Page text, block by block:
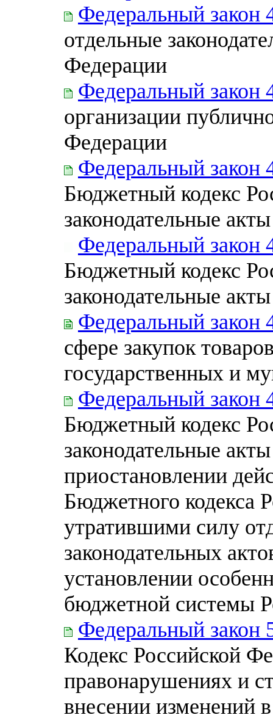
Федеральный закон
отдельные
Федерации
Федеральный закон
организации
Федерации
Федеральный закон
Бюджетный кодекс
законодательные
Федеральный закон
Бюджетный кодекс
законодательные
Федеральный закон
сфере закупок
государственных и
Федеральный закон
Бюджетный кодекс
законодательные
приостановлении
Бюджетного кодекса
утратившими силу
законодательных
установлении
бюджетной системы
Федеральный закон
Кодекс Российской
правонарушениях и
внесении изменений